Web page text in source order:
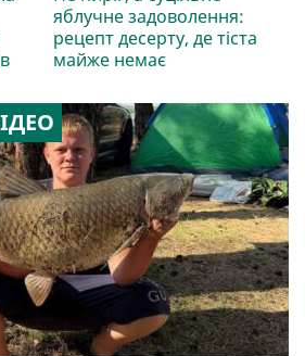
яблучне задоволення:
рецепт десерту, де тіста
майже немає